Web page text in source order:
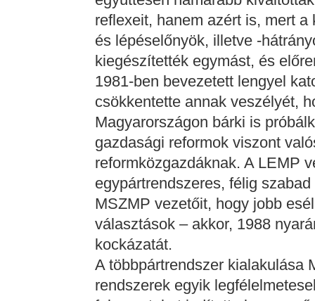
reflexeit, hanem azért is, mert
és lépéselőnyök, illetve -
kiegészítették egymást, és
1981-ben bevezetett lengyel
csökkentette annak veszélyét,
Magyarországon bárki is
gazdasági reformok viszont
reformközgazdáknak. A LEMP
egypártrendszeres, félig
MSZMP vezetőit, hogy jobb
választások – akkor, 1988
kockázatát.
A többpártrendszer kialakulása
rendszerek egyik